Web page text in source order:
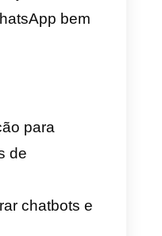
como
nas vendas,
está
de suporte,
porém,